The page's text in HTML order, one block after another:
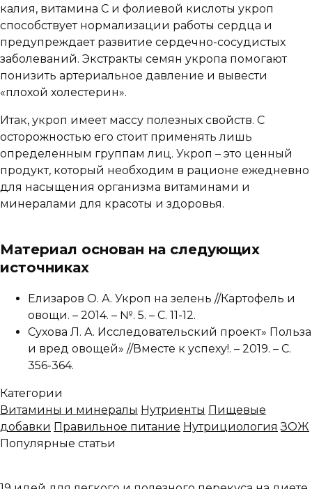
калия, витамина С и фолиевой кислоты укроп
способствует нормализации работы сердца и
предупреждает развитие сердечно-сосудистых
заболеваний. Экстракты семян укропа помогают
понизить артериальное давление и вывести
«плохой холестерин».
Итак, укроп имеет массу полезных свойств. С
осторожностью его стоит применять лишь
определенным группам лиц. Укроп – это ценный
продукт, который необходим в рационе ежедневно
для насыщения организма витаминами и
минералами для красоты и здоровья.
Материал основан на следующих
источниках
Елизаров О. А. Укроп на зелень //Картофель и
овощи. – 2014. – №. 5. – С. 11-12.
Сухова Л. А. Исследовательский проект» Польза
и вред овощей» //Вместе к успеху!. – 2019. – С.
356-364.
Категории
Витамины и минералы Нутриенты Пищевые
добавки Правильное питание Нутрициология ЗОЖ
Популярные статьи